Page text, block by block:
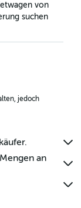
von
suchen
jedoch
an